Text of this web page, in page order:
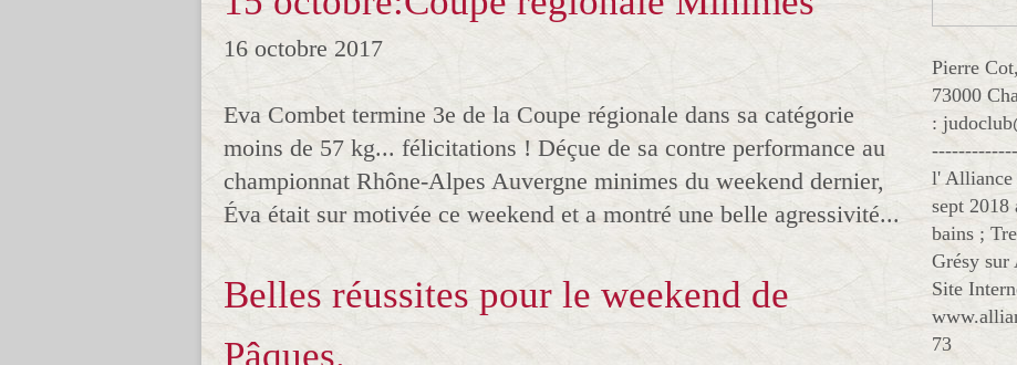
16 octobre 2017
Eva Combet termine 3e de la Coupe régionale dans sa catégorie
moins de 57 kg... félicitations ! Déçue de sa contre performance au
championnat Rhône-Alpes Auvergne minimes du weekend dernier,
Éva était sur motivée ce weekend et a montré une belle agressivité...
Belles réussites pour le weekend de
Pâques.
Pierre
73000
:
l' Alliance
sept
bains ;
Grésy
Site
73